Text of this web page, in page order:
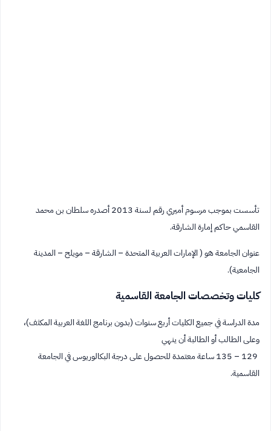
تأسست بموجب مرسوم أميري رقم لسنة 2013 أصدره سلطان بن محمد
القاسمي حاكم إمارة الشارقة.
عنوان الجامعة هو ( الإمارات العربية المتحدة – الشارقة – مويلح – المدينة
الجامعية).
كليات وتخصصات الجامعة القاسمية
مدة الدراسة في جميع الكليات أربع سنوات (بدون برنامج اللغة العربية المكثف)،
وعلى الطالب أو الطالبة أن ينهي
129 – 135 ساعة معتمدة للحصول على درجة البكالوريوس في الجامعة
القاسمية.